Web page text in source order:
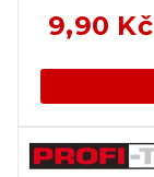
9,90 Kč